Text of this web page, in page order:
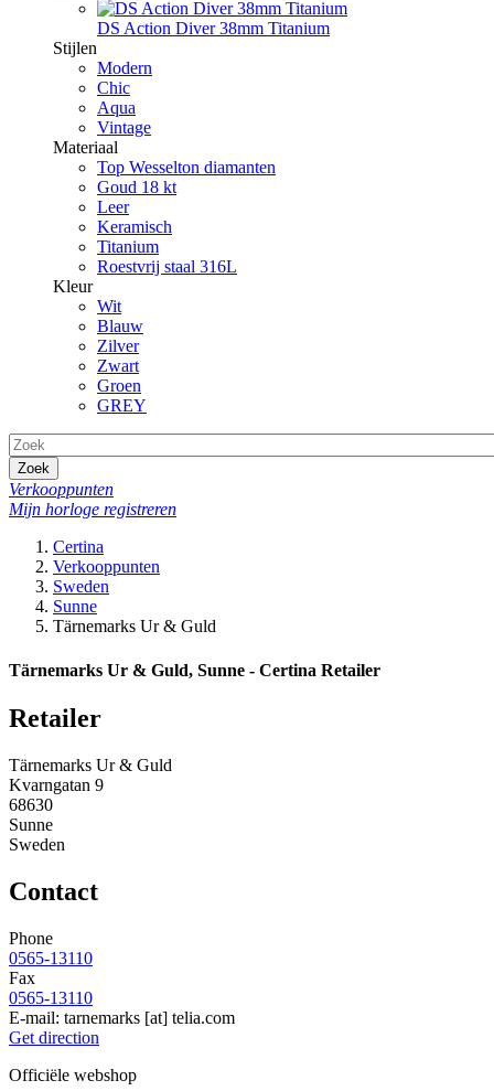
DS Action Diver 38mm Titanium
Stijlen
Modern
Chic
Aqua
Vintage
Materiaal
Top Wesselton diamanten
Goud 18 kt
Leer
Keramisch
Titanium
Roestvrij staal 316L
Kleur
Wit
Blauw
Zilver
Zwart
Groen
GREY
Zoek
Verkooppunten
Mijn horloge registreren
Certina
Verkooppunten
Sweden
Sunne
Tärnemarks Ur & Guld
Tärnemarks Ur & Guld, Sunne - Certina Retailer
Retailer
Tärnemarks Ur & Guld
Kvarngatan 9
68630
Sunne
Sweden
Contact
Phone
0565-13110
Fax
0565-13110
E-mail: tarnemarks [at] telia.com
Get direction
Officiële webshop